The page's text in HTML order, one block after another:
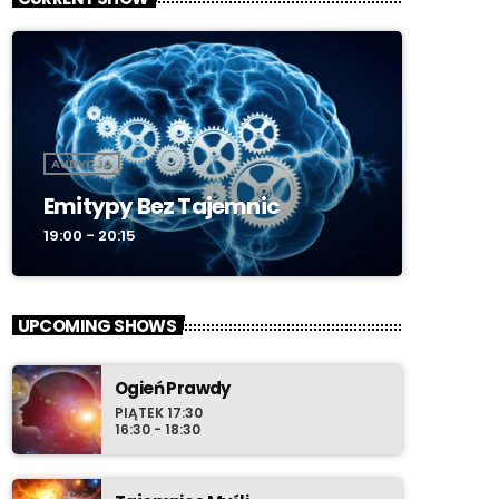
AUDYCJA
Emitypy Bez Tajemnic
19:00 - 20:15
UPCOMING SHOWS
Ogień Prawdy
PIĄTEK 17:30
16:30 - 18:30